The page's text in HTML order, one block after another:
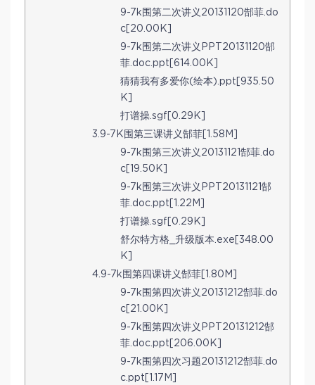
9-7k围第二次讲义20131120郜菲.do
c[20.00K]
9-7k围第二次讲义PPT20131120郜
菲.doc.ppt[614.00K]
猜猜我有多爱你(绘本).ppt[935.50
K]
打谱操.sgf[0.29K]
3.9-7K围第三课讲义郜菲[1.58M]
9-7k围第三次讲义20131121郜菲.do
c[19.50K]
9-7k围第三次讲义PPT20131121郜
菲.doc.ppt[1.22M]
打谱操.sgf[0.29K]
舒尔特方格_升级版本.exe[348.00
K]
4.9-7k围第四课讲义郜菲[1.80M]
9-7k围第四次讲义20131212郜菲.do
c[21.00K]
9-7k围第四次讲义PPT20131212郜
菲.doc.ppt[206.00K]
9-7k围第四次习题20131212郜菲.do
c.ppt[1.17M]